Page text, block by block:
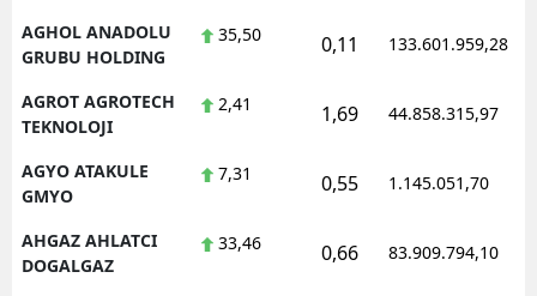
Kars
Kırşehir
AGHOL ANADOLU
GRUBU HOLDING
35,50 0,11 133.601.959,28
AGROT AGROTECH
TEKNOLOJI
2,41 1,69 44.858.315,97
AGYO ATAKULE
GMYO
7,31 0,55 1.145.051,70
AHGAZ AHLATCI
DOGALGAZ
33,46 0,66 83.909.794,10